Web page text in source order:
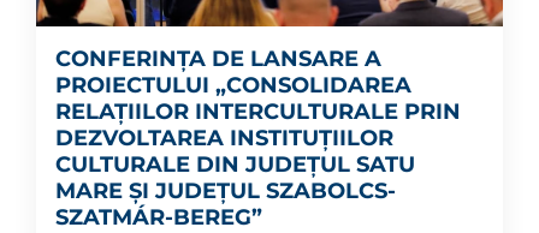
CONFERINȚA DE LANSARE A
PROIECTULUI „CONSOLIDAREA
RELAȚIILOR INTERCULTURALE PRIN
DEZVOLTAREA INSTITUȚIILOR
CULTURALE DIN JUDEȚUL SATU
MARE ȘI JUDEȚUL SZABOLCS-
SZATMÁR-BEREG”